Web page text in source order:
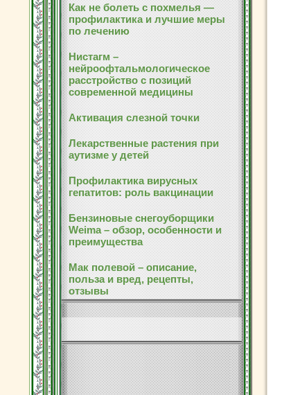
Как не болеть с похмелья —
профилактика и лучшие меры
по лечению
Нистагм –
нейроофтальмологическое
расстройство с позиций
современной медицины
Активация слезной точки
Лекарственные растения при
аутизме у детей
Профилактика вирусных
гепатитов: роль вакцинации
Бензиновые снегоуборщики
Weima – обзор, особенности и
преимущества
Мак полевой – описание,
польза и вред, рецепты,
отзывы